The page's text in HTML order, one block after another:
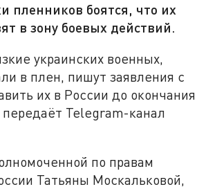
пленников боятся, что их
в зону боевых действий.
украинских военных,
в плен, пишут заявления с
их в России до окончания
Telegram-канал
по правам
Татьяны Москальковой,